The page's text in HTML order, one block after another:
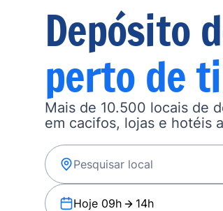
Depósito
perto de ti
Mais de 10.500 locais de
em cacifos, lojas e hotéis
Hoje 09h 14h